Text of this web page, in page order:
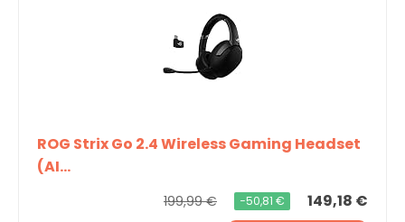
ROG Strix Go 2.4 Wireless Gaming Headset
(AI...
199,99 € −50,81 €
149,18 €